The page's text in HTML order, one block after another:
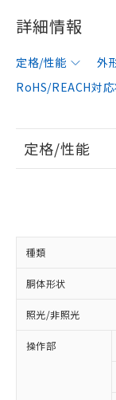
詳細情報
定格/性能 外
RoHS/REACH対
定格/性能
種類
胴体形状
照光/非照光
操作部